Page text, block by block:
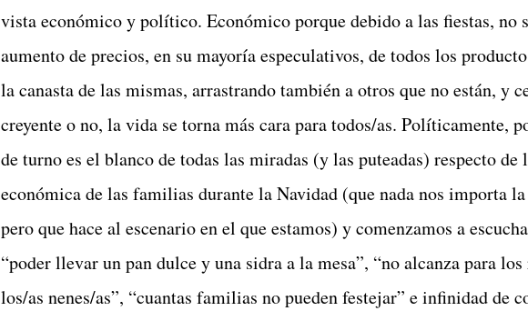
vista económico y político. Económico porque debido a las fiestas, no
aumento de precios, en su mayoría especulativos, de todos los
la canasta de las mismas, arrastrando también a otros que no están, y
creyente o no, la vida se torna más cara para todos/as. Políticamente,
de turno es el blanco de todas las miradas (y las puteadas) respecto de
económica de las familias durante la Navidad (que nada nos importa
pero que hace al escenario en el que estamos) y comenzamos a
“poder llevar un pan dulce y una sidra a la mesa”, “no alcanza para
los/as nenes/as”, “cuantas familias no pueden festejar” e infinidad de